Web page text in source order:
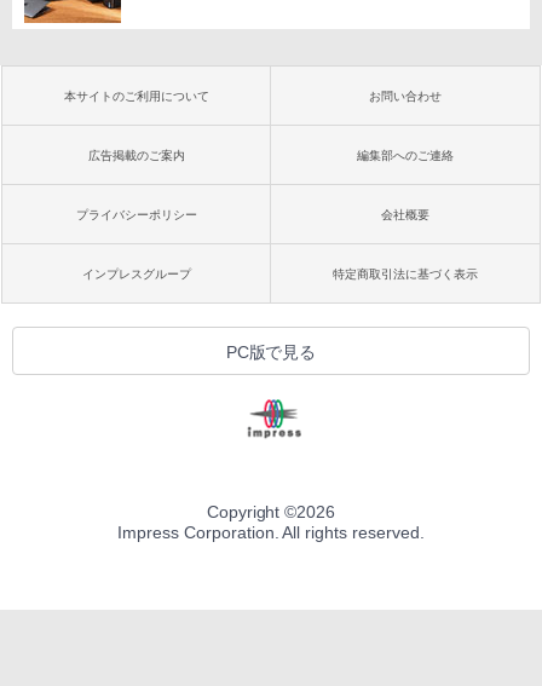
本サイトのご利用について お問い合わせ
広告掲載のご案内 編集部へのご連絡
プライバシーポリシー 会社概要
インプレスグループ 特定商取引法に基づく表示
PC版で見る
Copyright ©2026
Impress Corporation. All rights reserved.